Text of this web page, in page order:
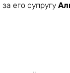
его супругу